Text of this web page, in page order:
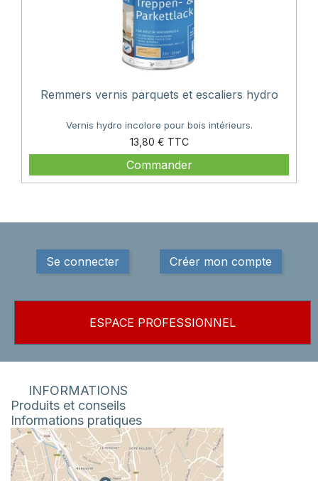
Remmers vernis parquets et escaliers hydro
Vernis hydro incolore pour bois intérieurs.
13,80 €
Prix
Commander
Se connecter Créer mon compte
ESPACE PROFESSIONNEL
INFORMATIONS
Produits et conseils
Informations pratiques